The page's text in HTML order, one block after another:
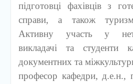
підготовці фахівців з
справи, а також
Активну участь у
викладачі та студенти
документних та
професор кафедри, д.е.н.,